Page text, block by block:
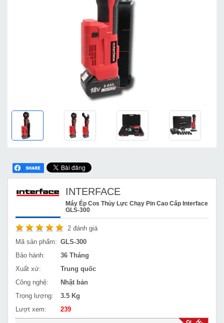
INTERFACE
Máy Ép Cos Thủy Lực Chạy Pin Cao Cấp Interface
GLS-300
2 đánh giá
Mã sản phẩm: GLS-300
Bảo hành:
36 Tháng
Xuất xứ:
Trung quốc
Công nghệ:
Nhật bản
Trọng lượng:
3.5 Kg
Lượt xem:
239